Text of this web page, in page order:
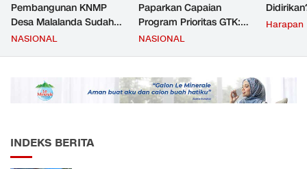
Pembangunan KNMP
Desa Malalanda Sudah
Mencapai 69 Persen dan
JMD dan JMF
NASIONAL
Paparkan Capaian
Program Prioritas GTK:
Kompetensi Meningkat,
NASIONAL
Harapan
INDEKS BERITA